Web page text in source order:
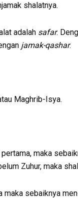
shalatnya.
adalah safar.
jamak-qashar.
Maghrib-Isya.
maka
Zuhur, maka
maka sebaiknya